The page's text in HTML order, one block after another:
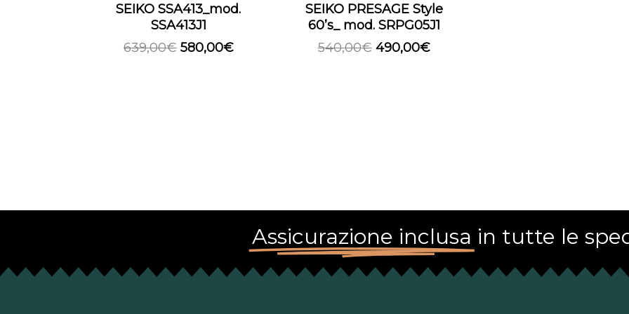
SEIKO SSA413_mod.
SSA413J1
639,00€ 580,00€
SEIKO PRESAGE Style
60’s_ mod. SRPG05J1
540,00€ 490,00€
Assicurazione inclusa in tutte le